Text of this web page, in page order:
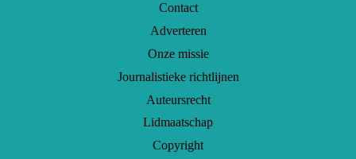
Contact
Adverteren
Onze missie
Journalistieke richtlijnen
Auteursrecht
Lidmaatschap
Copyright